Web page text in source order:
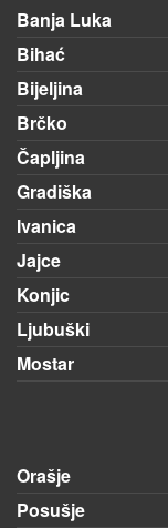
Banja Luka
Bihać
Bijeljina
Brčko
Čapljina
Gradiška
Ivanica
Jajce
Konjic
Ljubuški
Mostar
Orašje
Posušje